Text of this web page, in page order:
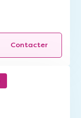
Contacter